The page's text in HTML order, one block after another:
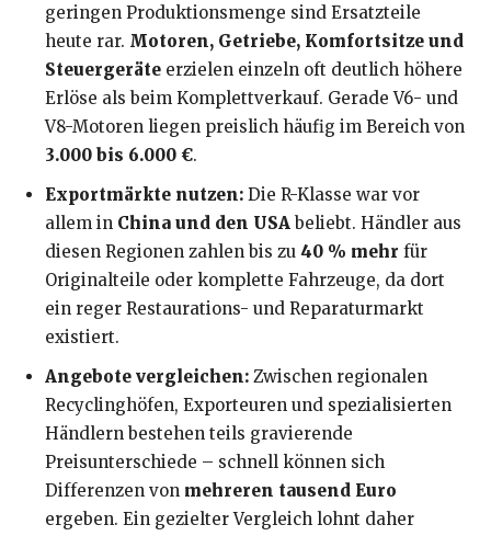
geringen Produktionsmenge sind Ersatzteile
heute rar. Motoren, Getriebe, Komfortsitze und
Steuergeräte erzielen einzeln oft deutlich höhere
Erlöse als beim Komplettverkauf. Gerade V6- und
V8-Motoren liegen preislich häufig im Bereich von
3.000 bis 6.000 €.
Exportmärkte nutzen: Die R-Klasse war vor
allem in China und den USAbeliebt. Händler aus
diesen Regionen zahlen bis zu 40 % mehr für
Originalteile oder komplette Fahrzeuge, da dort
ein reger Restaurations- und Reparaturmarkt
existiert.
Angebote vergleichen: Zwischen regionalen
Recyclinghöfen, Exporteuren und spezialisierten
Händlern bestehen teils gravierende
Preisunterschiede – schnell können sich
Differenzen von mehreren tausend Euro
ergeben. Ein gezielter Vergleich lohnt daher